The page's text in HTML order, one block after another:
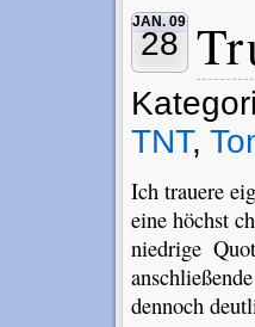
JAN. 09
28
TNT,
Ich trauere
eine höchst
niedrige
dennoch